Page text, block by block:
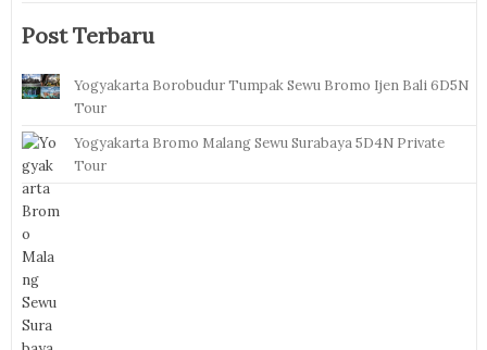
Post Terbaru
Yogyakarta Borobudur Tumpak Sewu Bromo Ijen Bali 6D5N
Tour
Yogyakarta Bromo Malang Sewu Surabaya 5D4N Private
Tour